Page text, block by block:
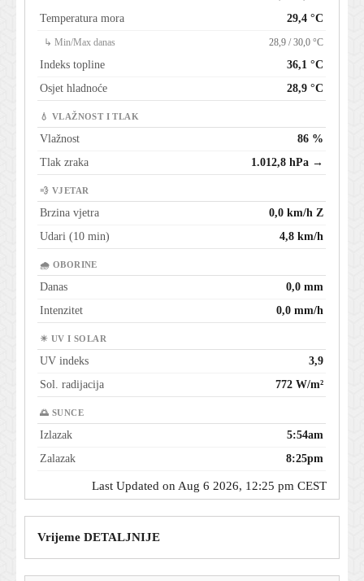
Temperatura mora 29,4 °C
↳ Min/Max danas 28,9 / 30,0 °C
Indeks topline
36,1 °C
Osjet hladnoće
28,9 °C
💧 VLAŽNOST I TLAK
Vlažnost
86 %
Tlak zraka
1.012,8 hPa →
💨 VJETAR
Brzina vjetra
0,0 km/h Z
Udari (10 min)
4,8 km/h
🌧 OBORINE
Danas
0,0 mm
Intenzitet
0,0 mm/h
☀ UV I SOLAR
UV indeks
3,9
Sol. radijacija
772 W/m²
🌅 SUNCE
Izlazak
5:54am
Zalazak
8:25pm
Last Updated on Aug 6 2026, 12:25 pm CEST
Vrijeme DETALJNIJE